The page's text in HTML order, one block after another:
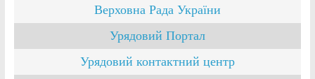
Верховна Рада України
Урядовий Портал
Урядовий контактний центр